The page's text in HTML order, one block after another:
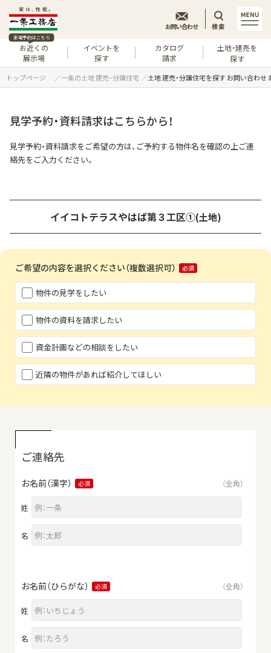
来場予約はこちら
お近くの
展示場
イベントを
探す
カタログ
請求
土地・建売を
探す
お問い合わせ 検索
トップページ 一条の土地 建売・分譲住宅 土地 建売・分譲住宅を探す お問い合わせ
見学予約・資料請求はこちらから！
見学予約・資料請求をご希望の方は、ご予約する物件名を確認の上ご連
絡先をご入力ください。
イイコトテラスやはば第３工区①(土地)
ご希望の内容を選択ください（複数選択可） 必須
物件の見学をしたい
物件の資料を請求したい
資金計画などの相談をしたい
近隣の物件があれば紹介してほしい
ご連絡先
お名前（漢字） 必須 （全角）
姓
名
お名前（ひらがな） 必須 （全角）
姓
名